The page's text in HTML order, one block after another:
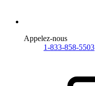
Appelez-nous
1-833-858-5503